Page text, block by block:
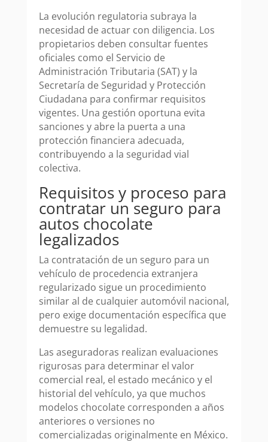
La evolución regulatoria subraya la
necesidad de actuar con diligencia. Los
propietarios deben consultar fuentes
oficiales como el Servicio de
Administración Tributaria (SAT) y la
Secretaría de Seguridad y Protección
Ciudadana para confirmar requisitos
vigentes. Una gestión oportuna evita
sanciones y abre la puerta a una
protección financiera adecuada,
contribuyendo a la seguridad vial
colectiva.
Requisitos y proceso para
contratar un seguro para
autos chocolate
legalizados
La contratación de un seguro para un
vehículo de procedencia extranjera
regularizado sigue un procedimiento
similar al de cualquier automóvil nacional,
pero exige documentación específica que
demuestre su legalidad.
Las aseguradoras realizan evaluaciones
rigurosas para determinar el valor
comercial real, el estado mecánico y el
historial del vehículo, ya que muchos
modelos chocolate corresponden a años
anteriores o versiones no
comercializadas originalmente en México.